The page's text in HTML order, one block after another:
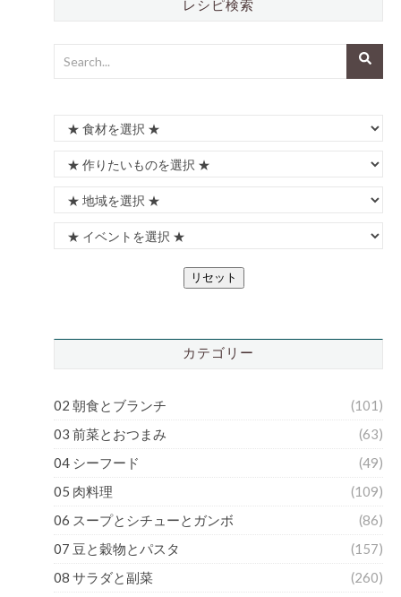
レシピ検索
リセット
カテゴリー
02 朝食とブランチ
(101)
03 前菜とおつまみ
(63)
04 シーフード
(49)
05 肉料理
(109)
06 スープとシチューとガンボ
(86)
07 豆と穀物とパスタ
(157)
08 サラダと副菜
(260)